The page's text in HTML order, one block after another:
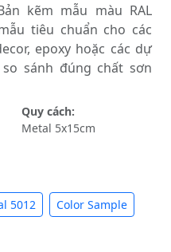
kẽm mẫu màu RAL
tiêu chuẩn cho các
epoxy hoặc các dự
sánh đúng chất sơn
Quy cách:
Metal 5x15cm
5012
Color Sample